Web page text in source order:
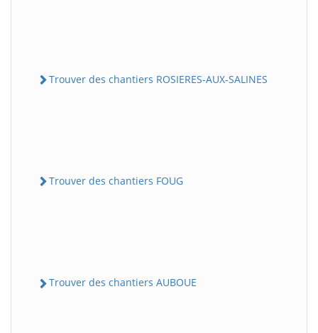
Trouver des chantiers ROSIERES-AUX-SALINES
Trouver des chantiers FOUG
Trouver des chantiers AUBOUE